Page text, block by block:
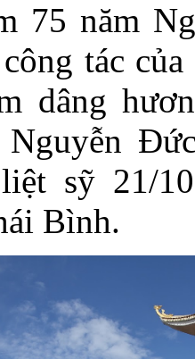
75 năm
tác
dâng
sỹ 21/
Bình.